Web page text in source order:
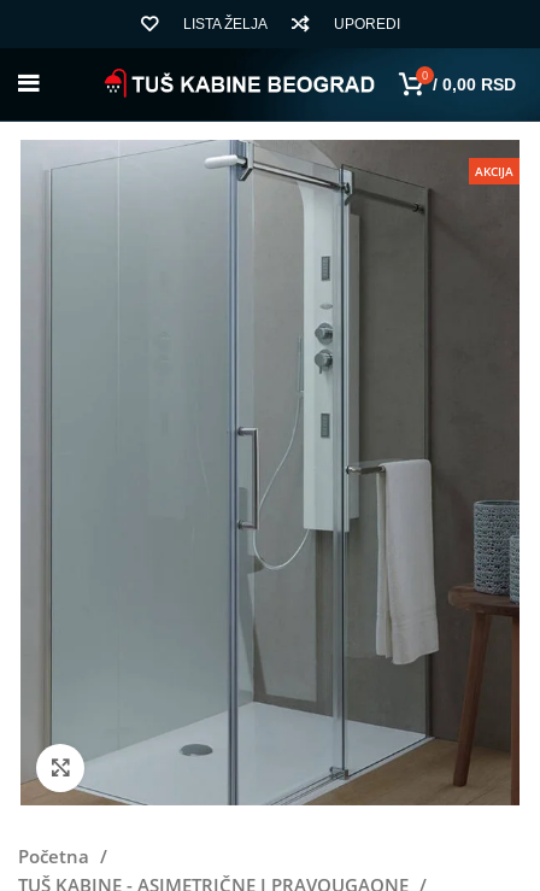
LISTA ŽELJA UPOREDI
0 / 0,00 RSD
AKCIJA
Kliknite da uvećate
Početna
TUŠ KABINE - ASIMETRIČNE I PRAVOUGAONE